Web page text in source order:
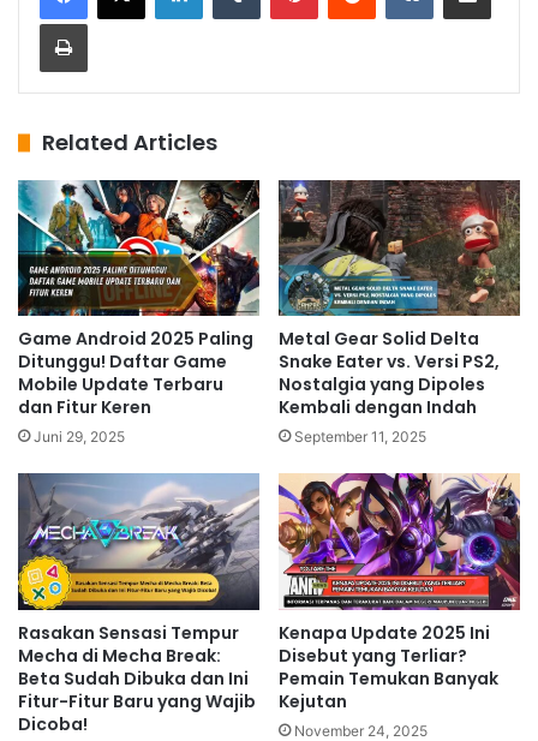
Related Articles
Game Android 2025 Paling
Ditunggu! Daftar Game
Mobile Update Terbaru
dan Fitur Keren
Juni 29, 2025
Metal Gear Solid Delta
Snake Eater vs. Versi PS2,
Nostalgia yang Dipoles
Kembali dengan Indah
September 11, 2025
Rasakan Sensasi Tempur
Mecha di Mecha Break:
Beta Sudah Dibuka dan Ini
Fitur-Fitur Baru yang Wajib
Dicoba!
Kenapa Update 2025 Ini
Disebut yang Terliar?
Pemain Temukan Banyak
Kejutan
November 24, 2025